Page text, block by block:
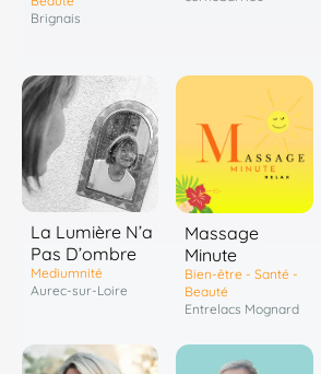
Brignais
La Lumière N’a
Pas D’ombre
Mediumnité
Aurec-sur-Loire
Massage
Minute
Bien-être - Santé -
Beauté
Entrelacs Mognard